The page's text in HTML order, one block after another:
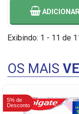
Exibindo: 1 - 11 de
OS MAIS
5% de
Desconto